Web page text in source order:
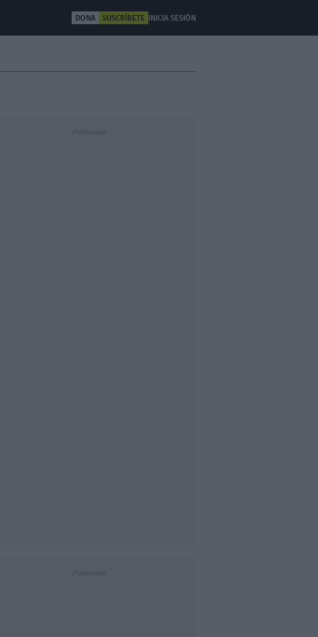
OTROS
DONA SUSCRÍBETE INICIA SESIÓN